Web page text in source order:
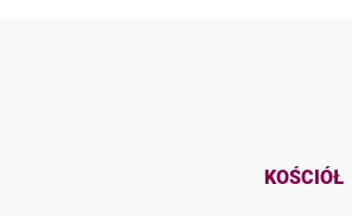
KOŚCIÓŁ